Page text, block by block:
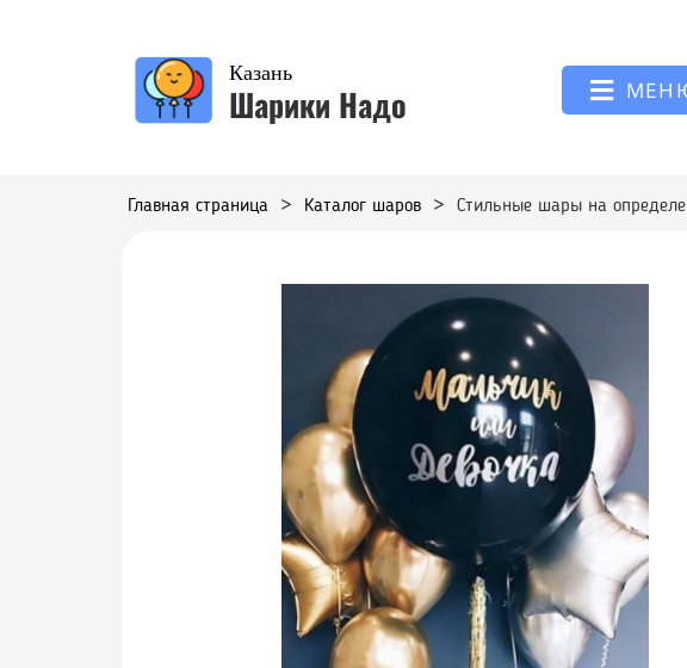
Казань
Шарики Надо
Главная страница > Каталог шаров > Стильные шары на